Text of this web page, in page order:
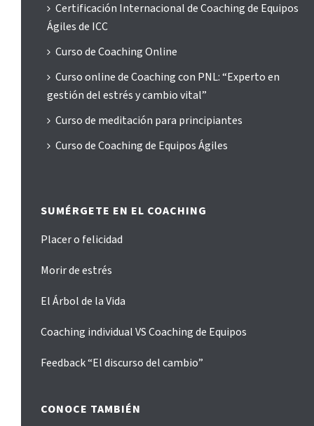
Certificación Internacional de Coaching de Equipos
Ágiles de ICC
Curso de Coaching Online
Curso online de Coaching con PNL: “Experto en
gestión del estrés y cambio vital”
Curso de meditación para principiantes
Curso de Coaching de Equipos Ágiles
SUMÉRGETE EN EL COACHING
Placer o felicidad
Morir de estrés
El Árbol de la Vida
Coaching individual VS Coaching de Equipos
Feedback “El discurso del cambio”
CONOCE TAMBIÉN